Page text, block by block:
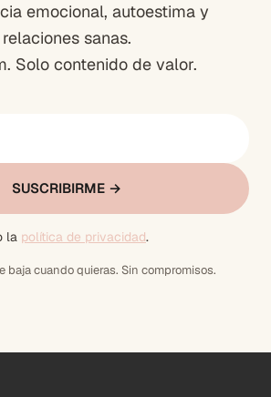
emocional, autoestima y
relaciones sanas.
Solo contenido de valor.
SUSCRIBIRME →
la política de privacidad.
baja cuando quieras. Sin compromisos.